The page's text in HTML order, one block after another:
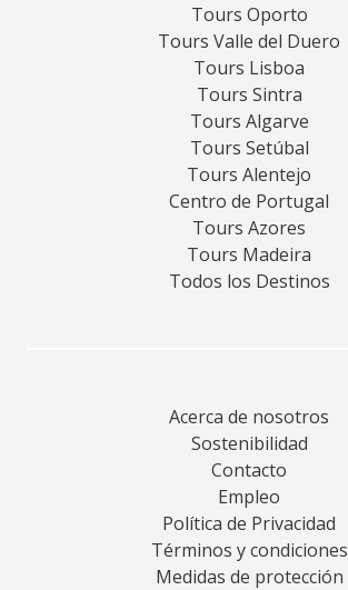
Tours Oporto
Tours Valle del Duero
Tours Lisboa
Tours Sintra
Tours Algarve
Tours Setúbal
Tours Alentejo
Centro de Portugal
Tours Azores
Tours Madeira
Todos los Destinos
Acerca de nosotros
Sostenibilidad
Contacto
Empleo
Política de Privacidad
Términos y condiciones
Medidas de protección